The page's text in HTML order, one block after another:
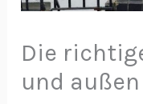
Die
und